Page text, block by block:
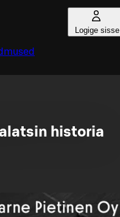
Logige sisse
historia